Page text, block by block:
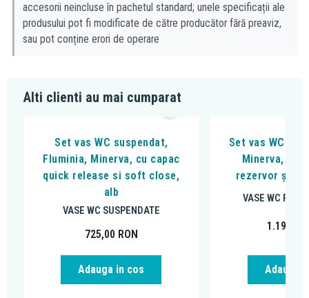
accesorii neincluse în pachetul standard; unele specificații ale
produsului pot fi modificate de către producător fără preaviz,
sau pot conține erori de operare
Alti clienti au mai cumparat
Set vas WC suspendat,
Fluminia, Minerva, cu capac
quick release si soft close,
alb
VASE WC SUSPENDATE
725,00 RON
Adauga in cos
Set vas WC
Minerva,
rezervor și
VASE WC PE
1.199,00
Adauga